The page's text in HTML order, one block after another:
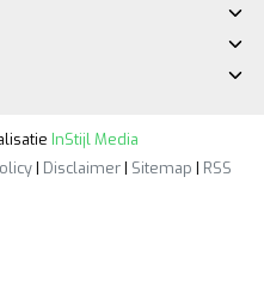
InStijl Media
| Disclaimer| Sitemap | RSS